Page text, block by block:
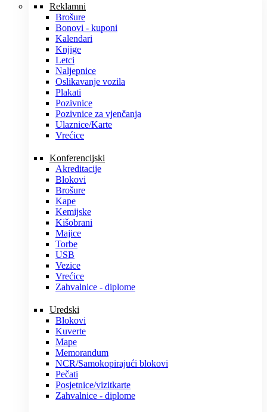
Reklamni
Brošure
Bonovi - kuponi
Kalendari
Knjige
Letci
Naljepnice
Oslikavanje vozila
Plakati
Pozivnice
Pozivnice za vjenčanja
Ulaznice/Karte
Vrećice
Konferencijski
Akreditacije
Blokovi
Brošure
Kape
Kemijske
Kišobrani
Majice
Torbe
USB
Vezice
Vrećice
Zahvalnice - diplome
Uredski
Blokovi
Kuverte
Mape
Memorandum
NCR/Samokopirajući blokovi
Pečati
Posjetnice/vizitkarte
Zahvalnice - diplome